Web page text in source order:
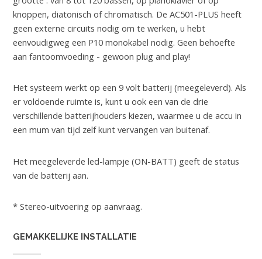
knoppen, diatonisch of chromatisch. De AC501-PLUS heeft
geen externe circuits nodig om te werken, u hebt
eenvoudigweg een P10 monokabel nodig. Geen behoefte
aan fantoomvoeding - gewoon plug and play!
Het systeem werkt op een 9 volt batterij (meegeleverd). Als
er voldoende ruimte is, kunt u ook een van de drie
verschillende batterijhouders kiezen, waarmee u de accu in
een mum van tijd zelf kunt vervangen van buitenaf.
Het meegeleverde led-lampje (ON-BATT) geeft de status
van de batterij aan.
* Stereo-uitvoering op aanvraag.
GEMAKKELIJKE INSTALLATIE